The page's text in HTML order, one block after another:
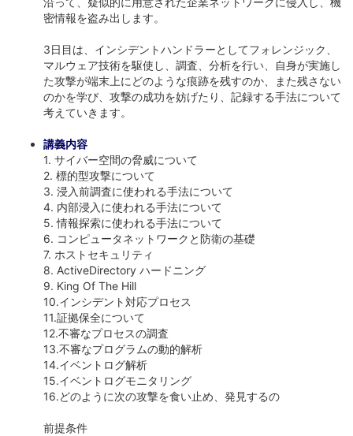
密情報を盗み出します。
3日目は、インシデントハンドラーとしてフォレンジック、
マルウェア技術を駆使し、調査、分析を行い、自身が実施し
た攻撃が端末上にどのような痕跡を残すのか、また残さない
のかを学び、攻撃の成功を妨げたり、記録する手法について
考えていきます。
講義内容
1. サイバー空間の脅威について
2. 標的型攻撃について
3. 浸入前調査に使われる手法について
4. 内部浸入に使われる手法について
5. 情報探索に使われる手法について
6. コンピュータネットワークと防衛の基礎
7. ホストセキュリティ
8. ActiveDirectory ハードニング
9. King Of The Hill
10.インシデント対応プロセス
11.証拠保全について
12.不審なプロセスの調査
13.不審なプログラムの動的解析
14.イベントログ解析
15.イベントログモニタリング
16.どのように次の攻撃を食い止め、発見するの
前提条件